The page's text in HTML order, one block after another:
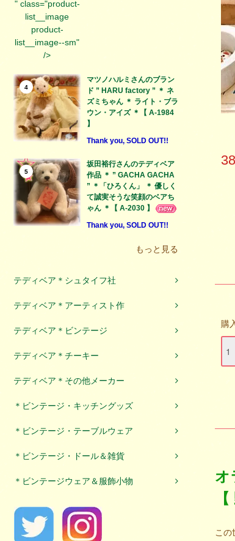
" class="product-
list__image
product-
list__image--sm"
/>
4
マツノハルミさんのブラン
ド ” HARU factory ” ＊ ネ
ズミちゃん ＊ ライト・ブラ
ウン・アイズ ＊【 A-1984
】
Thank you, SOLD OUT!!
5
坂田裕行さんのテディベア
作品 ＊ ” GACHA GACHA
” ＊「ひろくん」 ＊ 優しく
て誠実そうな笑顔のベアち
ゃん ＊【 A-2030 】
Thank you, SOLD OUT!!
もっと見る
テディベア＊シュタイフ社
テディベア＊アーティスト作
テディベア＊ビンテージ
テディベア＊チーキー
テディベア＊その他メーカー
＊ビンテージ・キッチングッズ
＊ビンテージ・テーブルウェア
＊ビンテージ・ドール＆雑貨
＊ビンテージウェア＆服飾小物
購
オ
この